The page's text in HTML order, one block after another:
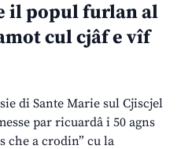
il popul furlan al
cul cjâf e vîf
di Sante Marie sul Cjiscjel
par ricuardâ i 50 agns
che a crodin” cu la